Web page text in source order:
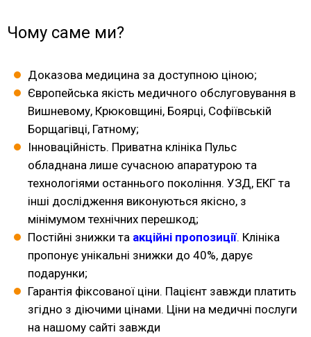
Чому саме ми?
Доказова медицина за доступною ціною;
Європейська якість медичного обслуговування в
Вишневому, Крюковщині, Боярці, Софіївській
Борщагівці, Гатному;
Інноваційність. Приватна клініка Пульс
обладнана лише сучасною апаратурою та
технологіями останнього покоління. УЗД, ЕКГ та
інші дослідження виконуються якісно, з
мінімумом технічних перешкод;
Постійні знижки та акційні пропозиції. Клініка
пропонує унікальні знижки до 40%, дарує
подарунки;
Гарантія фіксованої ціни. Пацієнт завжди платить
згідно з діючими цінами. Ціни на медичні послуги
на нашому сайті завжди